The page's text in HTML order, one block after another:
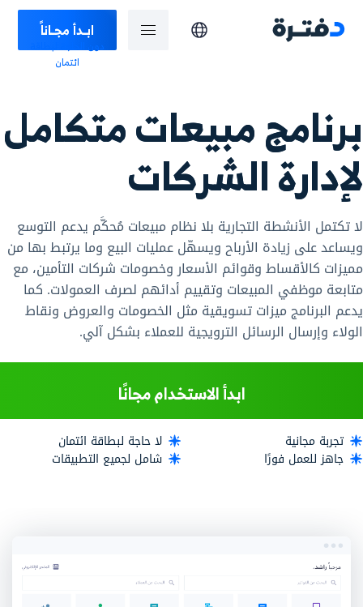
ابـدأ مجـاناً
دون الحاجة لبطاقة
ائتمان
برنامج مبيعات متكامل
لإدارة الشركات
لا تكتمل الأنشطة التجارية بلا نظام مبيعات مُحكَّم يدعم التوسع
ويساعد على زيادة الأرباح ويسهّل عمليات البيع وما يرتبط بها من
مميزات كالأقساط وقوائم الأسعار وخصومات شركات التأمين، مع
متابعة موظفي المبيعات وتقييم أدائهم لصرف العمولات. كما
يدعم البرنامج ميزات تسويقية مثل الخصومات والعروض ونقاط
الولاء وإرسال الرسائل الترويجية للعملاء بشكل آلي.
ابدأ الاستخدام مجانًا
تجربة مجانية
لا حاجة لبطاقة ائتمان
جاهز للعمل فورًا
شامل لجميع التطبيقات